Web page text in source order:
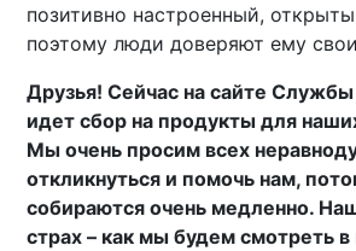
позитивно настроенный,
поэтому люди доверяют ему
Друзья! Сейчас на сайте
идет сбор на продукты для
Мы очень просим всех
откликнуться и помочь нам,
собираются очень медленно.
страх – как мы будем смотреть в